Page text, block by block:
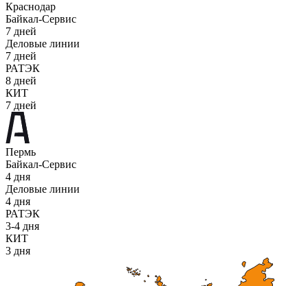
Краснодар
Байкал-Сервис
7 дней
Деловые линии
7 дней
РАТЭК
8 дней
КИТ
7 дней
Пермь
Байкал-Сервис
4 дня
Деловые линии
4 дня
РАТЭК
3-4 дня
КИТ
3 дня